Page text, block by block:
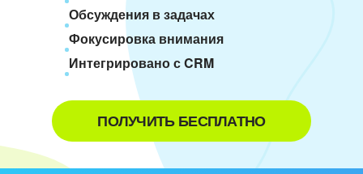
ВХОД
ВХОД
Обсуждения в задачах
Фокусировка внимания
Интегрировано с CRM
ПОЛУЧИТЬ БЕСПЛАТНО